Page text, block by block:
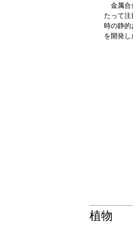
金属合
たって
時の静的
を開発し
植物